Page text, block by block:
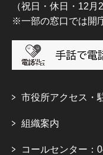
（祝日・休日・12月
※一部の窓口では開
市役所アクセス・
組織案内
コールセンター：